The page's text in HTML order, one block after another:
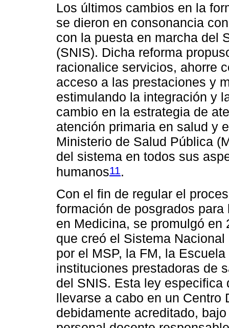
Los últimos cambios en la
se dieron en consonancia
con la puesta en marcha del
(SNIS). Dicha reforma
racionalice servicios, ahorre
acceso a las prestaciones y
estimulando la integración y
cambio en la estrategia de
atención primaria en salud y
Ministerio de Salud Pública
del sistema en todos sus
humanos11 .
Con el fin de regular el
formación de posgrados
en Medicina, se promulgó
que creó el Sistema
por el MSP, la FM, la
instituciones prestadoras de
del SNIS. Esta ley especifica
llevarse a cabo en un Centro
debidamente acreditado,